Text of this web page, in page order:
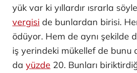
yük var ki yıllardır ısrarla
vergisi de bunlardan birisi.
ödüyor. Hem de aynı şekilde
iş yerindeki mükellef de bunu
da yüzde 20. Bunları